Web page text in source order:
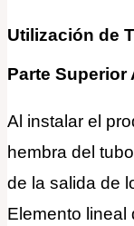
Utilización de
Parte Superior
Al instalar el
hembra del
de la salida de
Elemento lineal